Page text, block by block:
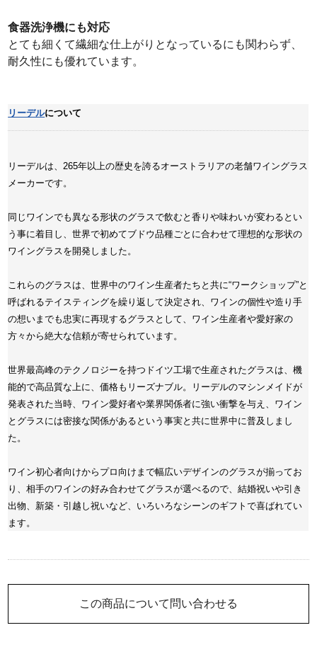
この商品について問い合わせる
食器洗浄機にも対応
とても細くて繊細な仕上がりとなっているにも関わらず、
耐久性にも優れています。
リーデルについて
リーデルは、265年以上の歴史を誇るオーストラリアの老舗ワイングラス
メーカーです。
同じワインでも異なる形状のグラスで飲むと香りや味わいが変わるとい
う事に着目し、世界で初めてブドウ品種ごとに合わせて理想的な形状の
ワイングラスを開発しました。
これらのグラスは、世界中のワイン生産者たちと共に“ワークショップ”と
呼ばれるテイスティングを繰り返して決定され、ワインの個性や造り手
の想いまでも忠実に再現するグラスとして、ワイン生産者や愛好家の
方々から絶大な信頼が寄せられています。
世界最高峰のテクノロジーを持つドイツ工場で生産されたグラスは、機
能的で高品質な上に、価格もリーズナブル。リーデルのマシンメイドが
発表された当時、ワイン愛好者や業界関係者に強い衝撃を与え、ワイン
とグラスには密接な関係があるという事実と共に世界中に普及しまし
た。
ワイン初心者向けからプロ向けまで幅広いデザインのグラスが揃ってお
り、相手のワインの好み合わせてグラスが選べるので、結婚祝いや引き
出物、新築・引越し祝いなど、いろいろなシーンのギフトで喜ばれてい
ます。